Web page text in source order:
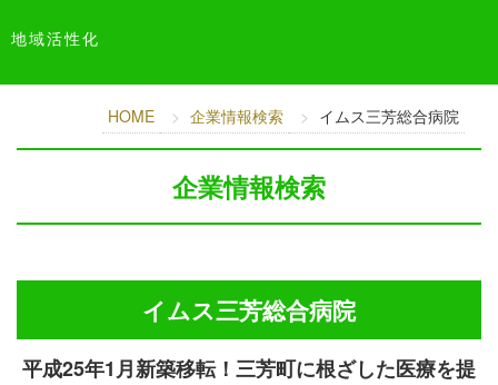
地域活性化
HOME 企業情報検索 イムス三芳総合病院
企業情報検索
イムス三芳総合病院
平成25年1月新築移転！三芳町に根ざした医療を提